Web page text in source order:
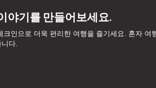
야기를 만들어보세요.
인으로 더욱 편리한 여행을 즐기세요. 혼자 여
다.